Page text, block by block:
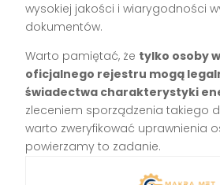
wysokiej jakości i wiarygodności
dokumentów.
Warto pamiętać, że tylko osoby
oficjalnego rejestru mogą
świadectwa charakterystyki
zleceniem sporządzenia takiego
warto zweryfikować uprawnienia
powierzamy to zadanie.